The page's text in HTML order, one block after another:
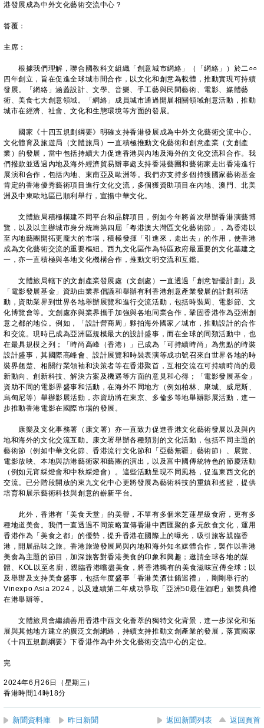
港發展成為中外文化藝術交流中心？
答覆：
主席：
根據我們理解，聯合國教科文組織「創意城市網絡」（「網絡」）於二○○
四年創立，旨在促進全球城市間合作，以文化和創意為載體，推動實現可持續
發展。「網絡」涵蓋設計、文學、音樂、手工藝與民間藝術、電影、媒體藝
術、美食七大創意領域。「網絡」成員城市通過開展相關領域創意活動，推動
城市在經濟、社會、文化和生態環境等方面的發展。
國家《十四五規劃綱要》明確支持香港發展成為中外文化藝術交流中心。
文化體育及旅遊局（文體旅局）一直積極推動文化藝術和創意產業（文創產
業）的發展，當中包括持續大力促進香港與內地及海外的文化交流和合作。我
們撥款並透過內地及海外經濟貿易辦事處支持香港藝團和藝術家走出香港進行
展演和合作，包括內地、東南亞及歐洲等。我們亦支持多個持獲國家藝術基金
肯定的香港優秀藝術項目進行文化交流，多個獲資助項目在內地、澳門、北美
洲及中東歐地區已順利舉行，宣揚中華文化。
文體旅局積極構建不同平台和品牌項目，例如今年將首次舉辦香港演藝博
覽，以及以主辦城市身分統籌第四屆「粵港澳大灣區文化藝術節」，為香港以
至內地藝團開拓更龐大的市場，積極發揮「引進來，走出去」的作用，使香港
成為文化藝術交流的重要樞紐。西九文化區作為特區政府最重要的文化基建之
一，亦一直積極與各地文化機構合作，推動文明交流和互鑑。
文體旅局轄下的文創產業發展處（文創處）一直透過「創意智優計劃」及
「電影發展基金」資助由業界倡議和舉辦有利香港創意產業發展的計劃和活
動，資助業界到世界各地舉辦展覽和進行交流活動，包括時裝周、電影節、文
化博覽會等。文創處亦與業界攜手加強與各地同業合作，鞏固香港作為亞洲創
意之都的地位。例如，「設計營商周」夥拍海外國家／城市，推動設計的合作
和交流。現時已成為亞洲區規模最大的設計盛事，而在全球的同類活動中，也
在最具規模之列；「時尚高峰（香港）」已成為「可持續時尚」為焦點的時裝
設計盛事，其國際高峰會、設計展覽和時裝表演等成功號召來自世界各地的時
裝界翹楚、相關行業領袖和決策者等在香港聚首，互相交流在可持續時尚的最
新動向、創新科技、解決方案及機遇等方面的意見和心得；「電影發展基金」
資助不同的電影界盛事和活動，在海外不同地方（例如柏林、康城、威尼斯、
烏甸尼等）舉辦影展活動，亦資助將在東京、多倫多等地舉辦影展活動，進一
步推動香港電影在國際市場的發展。
康樂及文化事務署（康文署）亦一直致力促進香港文化藝術發展以及與內
地和海外的文化交流互動。康文署舉辦各種類別的文化活動，包括不同主題的
藝術節（例如中華文化節、香港流行文化節和「亞藝無疆」藝術節）、展覽、
電影放映、本地與訪港藝術家和藝團的演出，以及富中國傳統特色的節慶活動
（例如元宵綵燈會和中秋綵燈會）。這些活動呈現不同風格，促進東西文化的
交流。已分階段開放的東九文化中心更將發展為藝術科技的重鎮和搖籃，提供
培育和展示藝術科技與創意的嶄新平台。
此外，香港有「美食天堂」的美譽，不單有多個米芝蓮星級食府，更有多
種地道美食。我們一直透過不同策略宣傳香港中西匯聚的多元飲食文化，運用
香港作為「美食之都」的優勢，提升香港在國際上的曝光，吸引旅客親臨香
港，開展品味之旅。香港旅遊發展局與內地和海外知名媒體合作，製作以香港
美食為主題的節目，加深旅客對香港美食的印象和興趣；邀請全球各地的媒
體、KOL以至名廚，親臨香港嚐盡美食，將香港獨有的美食滋味宣傳全球；以
及舉辦及支持美食盛事，包括年度盛事「香港美酒佳餚巡禮」，剛剛舉行的
Vinexpo Asia 2024，以及連續第二年成功爭取「亞洲50最佳酒吧」頒獎典禮
在港舉辦等。
文體旅局會繼續善用香港中西文化薈萃的獨特文化背景，進一步深化和拓
展與其他地方建立的廣泛文創網絡，持續支持推動文創產業的發展，落實國家
《十四五規劃綱要》下香港作為中外文化藝術交流中心的定位。
完
2024年6月26日（星期三）
香港時間14時18分
新聞資料庫 昨日新聞 返回新聞列表 返回頁首